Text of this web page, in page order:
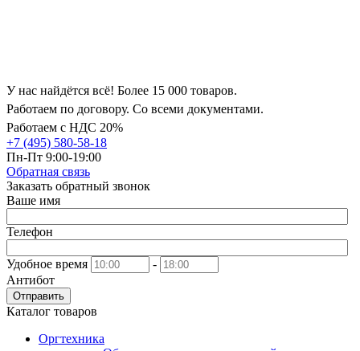
У нас найдётся всё! Более 15 000 товаров.
Работаем по договору. Со всеми документами.
Работаем с НДС 20%
+7 (495) 580-58-18
Пн-Пт 9:00-19:00
Обратная связь
Заказать обратный звонок
Ваше имя
Телефон
Удобное время
-
Антибот
Отправить
Каталог товаров
Оргтехника